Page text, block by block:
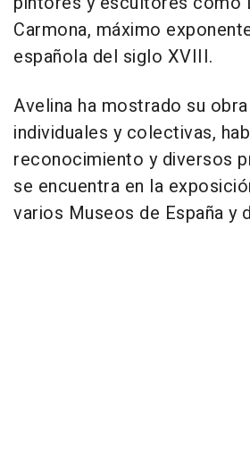
Carmona, máximo
española del siglo XVIII.
Avelina ha mostrado su
individuales y colectivas,
reconocimiento y diversos
se encuentra en la
varios Museos de España y